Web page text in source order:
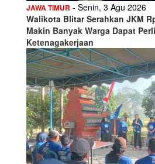
JAWA TIMUR - Senin, 3 Agu 2026
Walikota Blitar Serahkan JKM
Makin Banyak Warga Dapat
Ketenagakerjaan